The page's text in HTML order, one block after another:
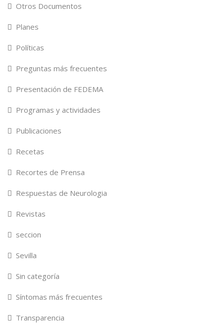
Otros Documentos
Planes
Políticas
Preguntas más frecuentes
Presentación de FEDEMA
Programas y actividades
Publicaciones
Recetas
Recortes de Prensa
Respuestas de Neurologia
Revistas
seccion
Sevilla
Sin categoría
Síntomas más frecuentes
Transparencia